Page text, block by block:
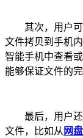
其次，用户可
文件拷贝到手机
智能手机中查看
能够保证文件的完
最后，用户还
文件，比如从 网盘